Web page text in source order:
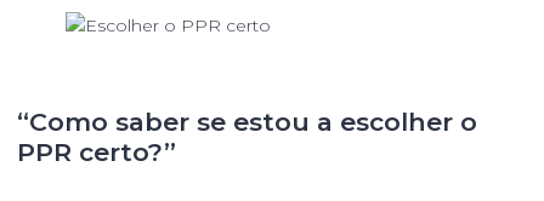
“Como saber se estou a escolher o
PPR certo?”